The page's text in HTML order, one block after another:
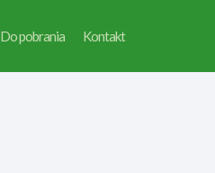
Do pobrania Kontakt